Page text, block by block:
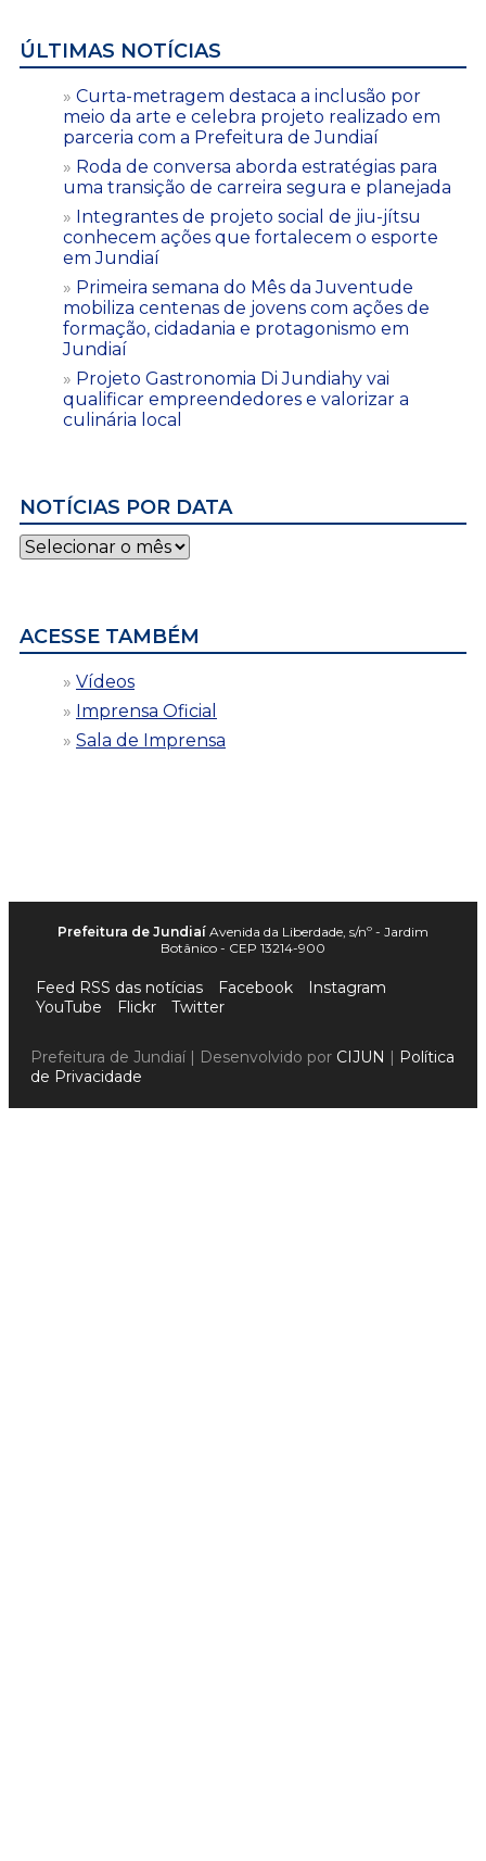
ÚLTIMAS NOTÍCIAS
Curta-metragem destaca a inclusão por
meio da arte e celebra projeto realizado em
parceria com a Prefeitura de Jundiaí
Roda de conversa aborda estratégias para
uma transição de carreira segura e planejada
Integrantes de projeto social de jiu-jítsu
conhecem ações que fortalecem o esporte
em Jundiaí
Primeira semana do Mês da Juventude
mobiliza centenas de jovens com ações de
formação, cidadania e protagonismo em
Jundiaí
Projeto Gastronomia Di Jundiahy vai
qualificar empreendedores e valorizar a
culinária local
NOTÍCIAS POR DATA
Notícias
por
ACESSE TAMBÉM
Vídeos
Imprensa Oficial
Sala de Imprensa
Prefeitura de Jundiaí Avenida da Liberdade, s/nº - Jardim
Botânico - CEP 13214-900
Feed RSS das notícias Facebook
Instagram
YouTube
Flickr Twitter
Prefeitura de Jundiaí | Desenvolvido por CIJUN | Política
de Privacidade